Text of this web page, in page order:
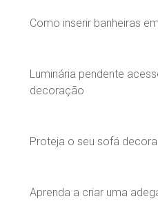
Como inserir banheiras
Luminária pendente
decoração
Proteja o seu sofá
Aprenda a criar uma